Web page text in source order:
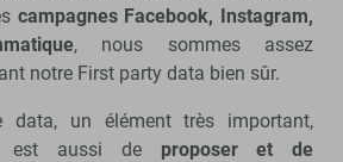
campagnes Facebook, Instagram,
, nous sommes assez
notre First party data bien sûr.
data, un élément très important,
est aussi de proposer et de